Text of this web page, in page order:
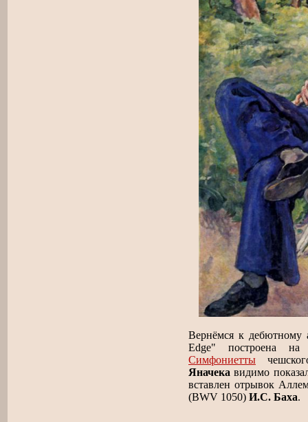
Вернёмся к дебютному
Edge" построена на
Симфониетты
Яначека видимо
вставлен отрывок
(BWV 1050) И.С. Баха.